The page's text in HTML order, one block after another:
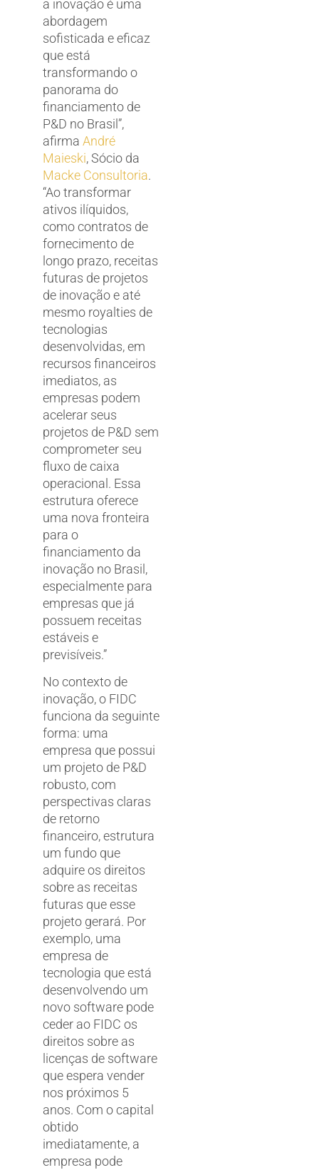
a inovação é uma
abordagem
sofisticada e eficaz
que está
transformando o
panorama do
financiamento de
P&D no Brasil”,
afirma André
Maieski, Sócio da
Macke Consultoria.
“Ao transformar
ativos ilíquidos,
como contratos de
fornecimento de
longo prazo, receitas
futuras de projetos
de inovação e até
mesmo royalties de
tecnologias
desenvolvidas, em
recursos financeiros
imediatos, as
empresas podem
acelerar seus
projetos de P&D sem
comprometer seu
fluxo de caixa
operacional. Essa
estrutura oferece
uma nova fronteira
para o
financiamento da
inovação no Brasil,
especialmente para
empresas que já
possuem receitas
estáveis e
previsíveis.”
No contexto de
inovação, o FIDC
funciona da seguinte
forma: uma
empresa que possui
um projeto de P&D
robusto, com
perspectivas claras
de retorno
financeiro, estrutura
um fundo que
adquire os direitos
sobre as receitas
futuras que esse
projeto gerará. Por
exemplo, uma
empresa de
tecnologia que está
desenvolvendo um
novo software pode
ceder ao FIDC os
direitos sobre as
licenças de software
que espera vender
nos próximos 5
anos. Com o capital
obtido
imediatamente, a
empresa pode